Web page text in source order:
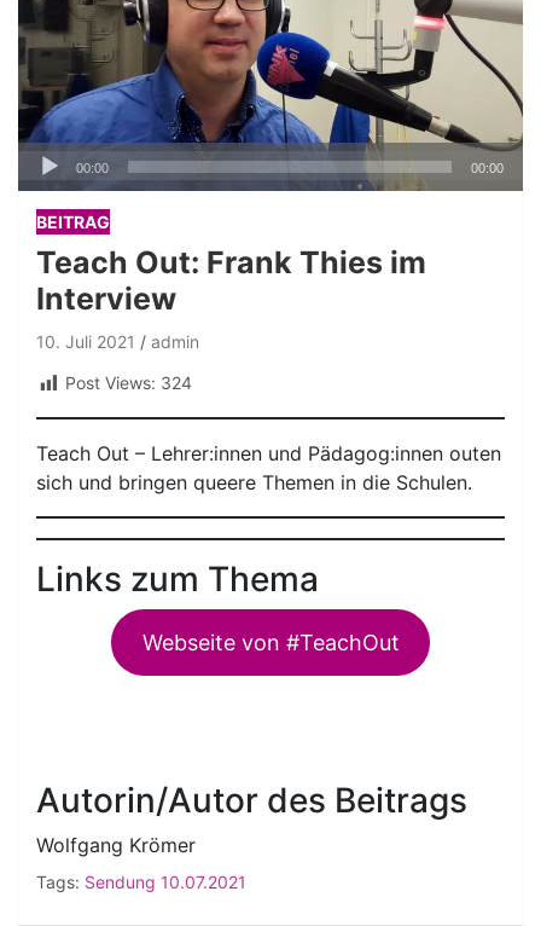
Audio-
Player
00:00 00:00
BEITRAG
Teach Out: Frank Thies im
Interview
10. Juli 2021
admin
Post Views: 324
Teach Out – Lehrer:innen und Pädagog:innen outen
sich und bringen queere Themen in die Schulen.
Links zum Thema
Webseite von #TeachOut
Autorin/Autor des Beitrags
Wolfgang Krömer
Tags: Sendung 10.07.2021